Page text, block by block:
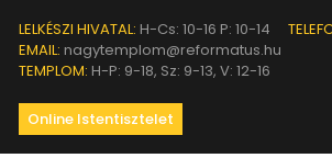
LELKÉSZI HIVATAL: H-Cs: 10-16 P: 10-14
EMAIL: nagytemplom@reformatus.hu
TEMPLOM: H-P: 9-18, Sz: 9-13, V: 12-16
Online Istentisztelet